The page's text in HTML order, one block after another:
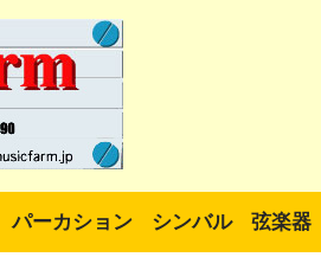
パーカション シンバル 弦楽器